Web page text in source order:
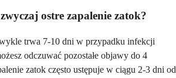
ostre zapalenie zatok?
trwa 7-10 dni w przypadku infekcji
odczuwać pozostałe objawy do 4
zatok często ustępuje w ciągu 2-3 dni od